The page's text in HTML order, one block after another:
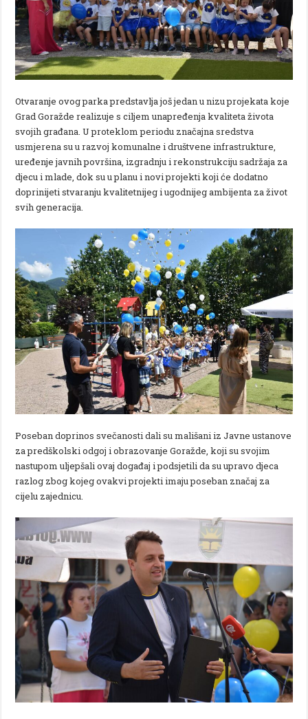
Otvaranje ovog parka predstavlja još jedan u nizu projekata koje
Grad Goražde realizuje s ciljem unapređenja kvaliteta života
svojih građana. U proteklom periodu značajna sredstva
usmjerena su u razvoj komunalne i društvene infrastrukture,
uređenje javnih površina, izgradnju i rekonstrukciju sadržaja za
djecu i mlade, dok su u planu i novi projekti koji će dodatno
doprinijeti stvaranju kvalitetnijeg i ugodnijeg ambijenta za život
svih generacija.
Poseban doprinos svečanosti dali su mališani iz Javne ustanove
za predškolski odgoj i obrazovanje Goražde, koji su svojim
nastupom uljepšali ovaj događaj i podsjetili da su upravo djeca
razlog zbog kojeg ovakvi projekti imaju poseban značaj za
cijelu zajednicu.